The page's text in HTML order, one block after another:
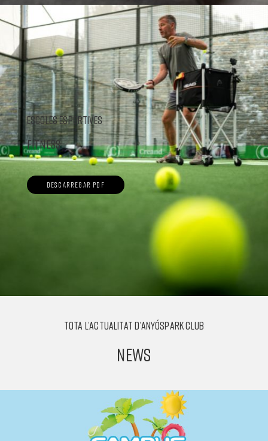
ESCOLES ESPORTIVES
FITNESS
DESCARREGAR PDF
TOTA L’ACTUALITAT D’ANYÓSPARK CLUB
NEWS